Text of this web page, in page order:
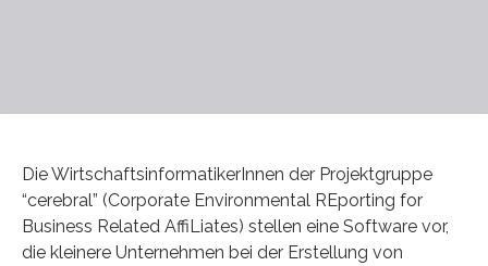
Die WirtschaftsinformatikerInnen der Projektgruppe
“cerebral” (Corporate Environmental REporting for
Business Related AffiLiates) stellen eine Software vor,
die kleinere Unternehmen bei der Erstellung von